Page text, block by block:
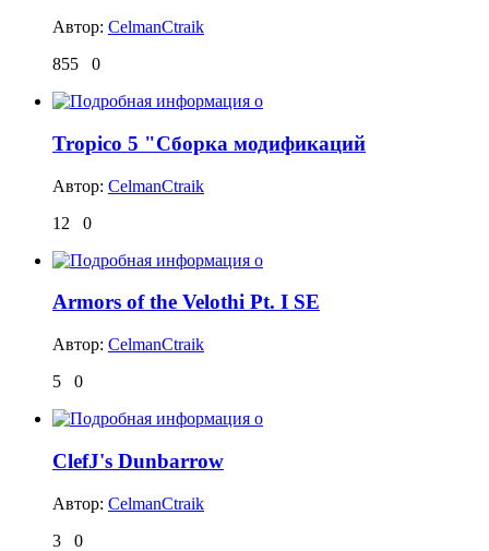
Автор: CelmanCtraik
855
0
Tropico 5 "Сборка модификаций
Автор: CelmanCtraik
12
0
Armors of the Velothi Pt. I SE
Автор: CelmanCtraik
5
0
ClefJ's Dunbarrow
Автор: CelmanCtraik
3
0